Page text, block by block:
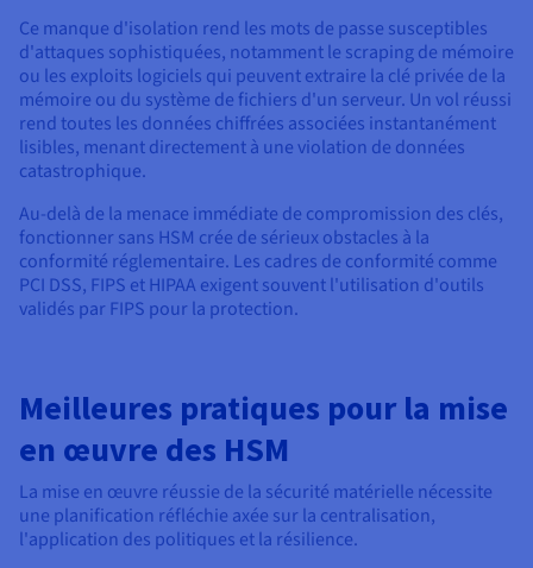
Ce manque d'isolation rend les mots de passe susceptibles
d'attaques sophistiquées, notamment le scraping de mémoire
ou les exploits logiciels qui peuvent extraire la clé privée de la
mémoire ou du système de fichiers d'un serveur. Un vol réussi
rend toutes les données chiffrées associées instantanément
lisibles, menant directement à une violation de données
catastrophique.
Au-delà de la menace immédiate de compromission des clés,
fonctionner sans HSM crée de sérieux obstacles à la
conformité réglementaire. Les cadres de conformité comme
PCI DSS, FIPS et HIPAA exigent souvent l'utilisation d'outils
validés par FIPS pour la protection.
Meilleures pratiques pour la mise
en œuvre des HSM
La mise en œuvre réussie de la sécurité matérielle nécessite
une planification réfléchie axée sur la centralisation,
l'application des politiques et la résilience.